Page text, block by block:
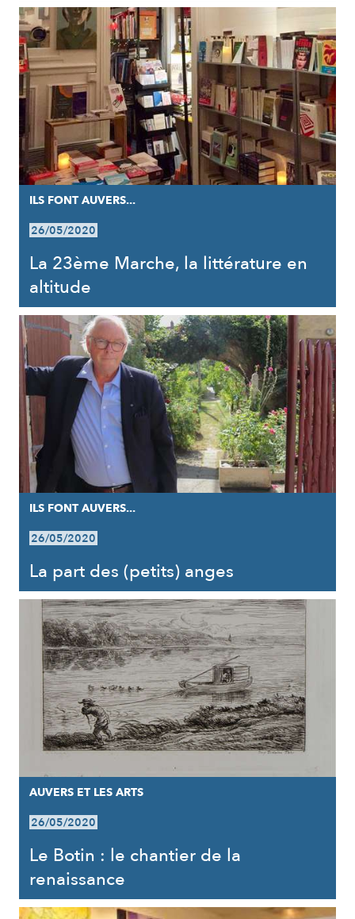
ILS FONT AUVERS...
26/05/2020
La 23ème Marche, la littérature en
altitude
ILS FONT AUVERS...
26/05/2020
La part des (petits) anges
AUVERS ET LES ARTS
26/05/2020
Le Botin : le chantier de la
renaissance